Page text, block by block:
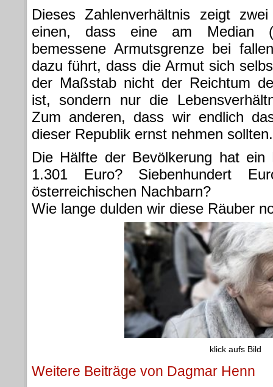
Dieses Zahlenverhältnis zeigt
einen, dass eine am Median
bemessene Armutsgrenze bei
dazu führt, dass die Armut sich
der Maßstab nicht der Reichtum
ist, sondern nur die
Zum anderen, dass wir endlich
dieser Republik ernst nehmen sollten.
Die Hälfte der Bevölkerung hat ein
1.301 Euro? Siebenhundert
österreichischen Nachbarn?
Wie lange dulden wir diese Räuber
klick aufs Bild
Weitere Beiträge von Dagmar Henn